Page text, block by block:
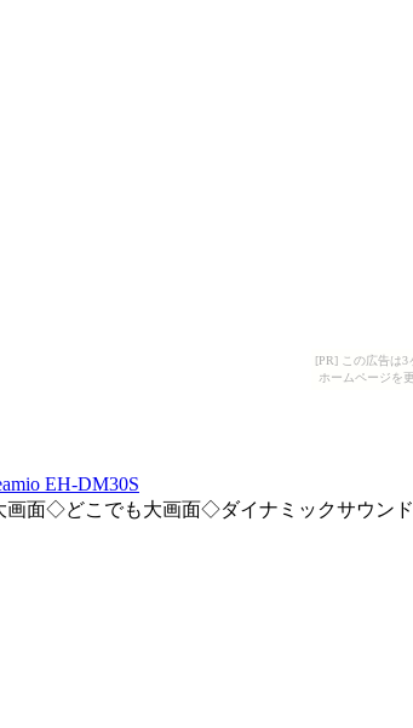
[PR] この広告は3
ホームページを
EH-DM30S
面◇どこでも大画面◇ダイナミックサウン